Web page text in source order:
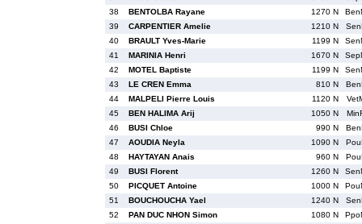
38
BENTOLBA Rayane 1270 N
39
CARPENTIER Amelie 1210 N
40
BRAULT Yves-Marie 1199 N
41
MARINIA Henri 1670 N
42
MOTEL Baptiste 1199 N
43
LE CREN Emma 810 N
44
MALPELI Pierre Louis 1120 N
45
BEN HALIMA Arij 1050 N
46
BUSI Chloe 990 N
47
AOUDIA Neyla 1090 N
48
HAYTAYAN Anais 960 N
49
BUSI Florent 1260 N
50
PICQUET Antoine 1000 N
51
BOUCHOUCHA Yael 1240 N
52
PAN DUC NHON Simon 1080 N